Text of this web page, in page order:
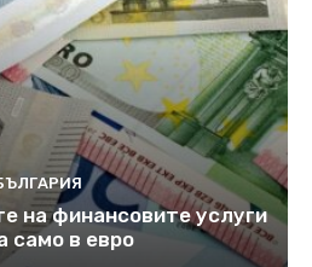
на финансовите услуги
само в евро